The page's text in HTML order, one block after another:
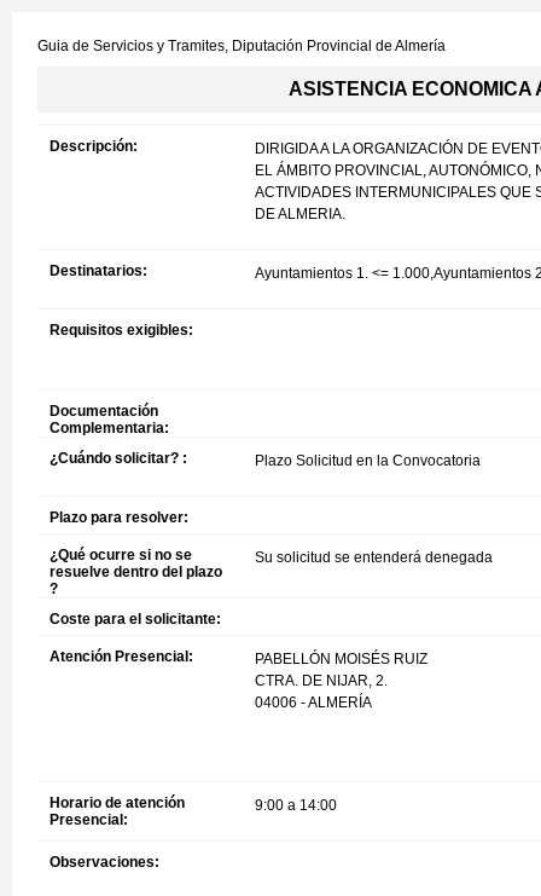
Guia de Servicios y Tramites, Diputación Provincial de Almería
ASISTENCIA ECONOMICA
Descripción:
DIRIGIDA A LA ORGANIZACIÓN DE
EL ÁMBITO PROVINCIAL,
ACTIVIDADES INTERMUNICIPALES QUE
DE ALMERIA.
Destinatarios: Ayuntamientos 1. <= 1.000,Ayuntamientos
Requisitos exigibles:
Documentación
Complementaria:
¿Cuándo solicitar? :
Plazo Solicitud en la Convocatoria
Plazo para resolver:
¿Qué ocurre si no se
resuelve dentro del plazo
?
Su solicitud se entenderá denegada
Coste para el solicitante:
Atención Presencial:
PABELLÓN MOISÉS RUIZ
CTRA. DE NIJAR, 2.
04006 - ALMERÍA
Horario de atención
Presencial:
9:00 a 14:00
Observaciones: